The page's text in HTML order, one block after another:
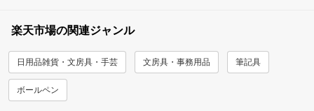
楽天市場の関連ジャンル
日用品雑貨・文房具・手芸 文房具・事務用品 筆記具
ボールペン